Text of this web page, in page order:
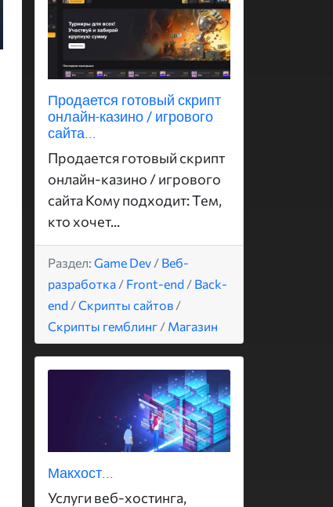
Продается готовый скрипт
онлайн-казино / игрового
сайта...
Продается готовый скрипт
онлайн-казино / игрового
сайта Кому подходит: Тем,
кто хочет...
Раздел: Game Dev / Веб-
разработка / Front-end / Back-
end /Скрипты сайтов /
Скрипты гемблинг / Магазин
Макхост...
Услуги веб-хостинга,